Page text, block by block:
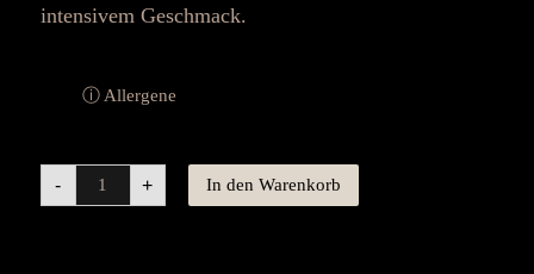
intensivem Geschmack.
ⓘ Allergene
- + In den Warenkorb